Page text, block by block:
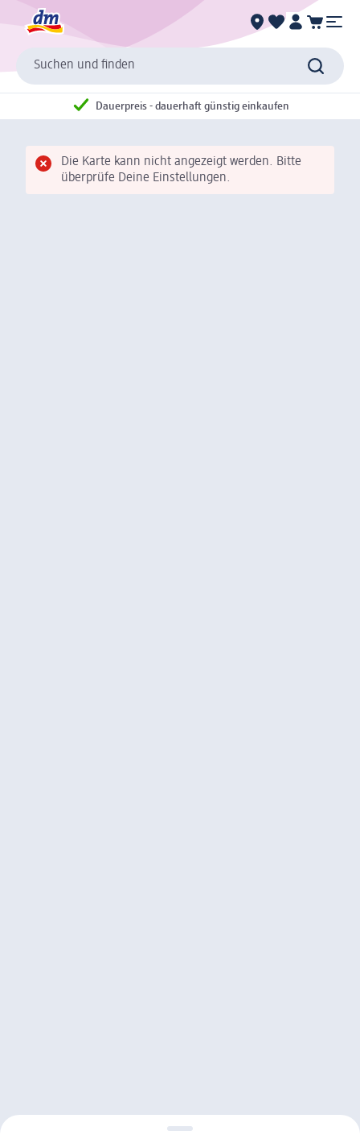
Suchen und finden
Dauerpreis - dauerhaft günstig einkaufen
Die Karte kann nicht angezeigt werden. Bitte
überprüfe Deine Einstellungen.